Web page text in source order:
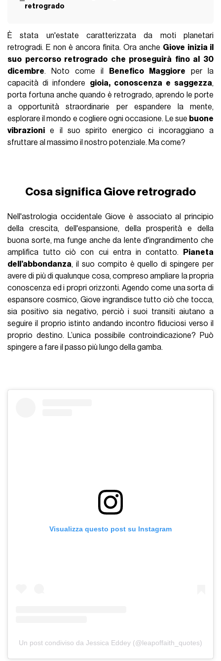
retrogrado
È stata un'estate caratterizzata da moti planetari
retrogradi. E non è ancora finita. Ora anche Giove inizia il
suo percorso retrogrado che proseguirà fino al 30
dicembre. Noto come il Benefico Maggiore per la
capacità di infondere gioia, conoscenza e saggezza,
porta fortuna anche quando è retrogrado, aprendo le porte
a opportunità straordinarie per espandere la mente,
esplorare il mondo e cogliere ogni occasione. Le sue buone
vibrazioni e il suo spirito energico ci incoraggiano a
sfruttare al massimo il nostro potenziale. Ma come?
Cosa significa Giove retrogrado
Nell'astrologia occidentale Giove è associato al principio
della crescita, dell'espansione, della prosperità e della
buona sorte, ma funge anche da lente d'ingrandimento che
amplifica tutto ciò con cui entra in contatto.
Pianeta
dell’abbondanza, il suo compito è quello di spingere per
avere di più di qualunque cosa, compreso ampliare la propria
conoscenza ed i propri orizzonti. Agendo come una sorta di
espansore cosmico, Giove ingrandisce tutto ciò che tocca,
sia positivo sia negativo, perciò i suoi transiti aiutano a
seguire il proprio istinto andando incontro fiduciosi verso il
proprio destino. L’unica possibile controindicazione? Può
spingere a fare il passo più lungo della gamba.
Visualizza questo post su Instagram
Un post condiviso da Jessica Eddey (@leapoffaith_quotes)